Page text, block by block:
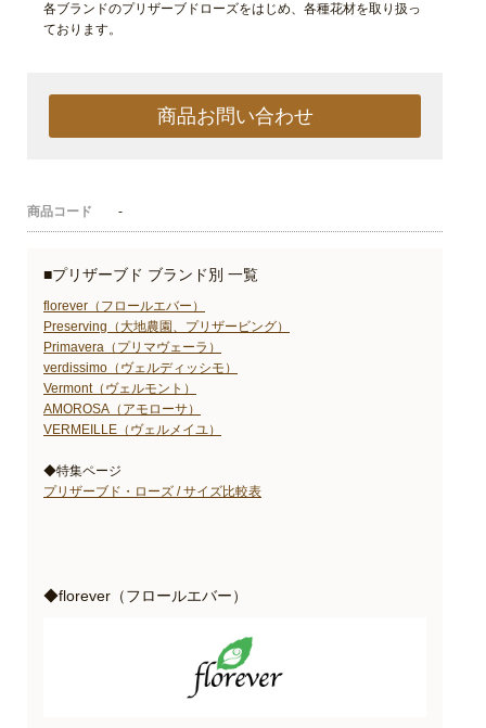
各ブランドのプリザーブドローズをはじめ、各種花材を取り扱っ
ております。
商品お問い合わせ
商品コード -
■プリザーブド ブランド別 一覧
florever（フロールエバー）
Preserving（大地農園、プリザービング）
Primavera（プリマヴェーラ）
verdissimo（ヴェルディッシモ）
Vermont（ヴェルモント）
AMOROSA（アモローサ）
VERMEILLE（ヴェルメイユ）
◆特集ページ
プリザーブド・ローズ / サイズ比較表
◆florever（フロールエバー）